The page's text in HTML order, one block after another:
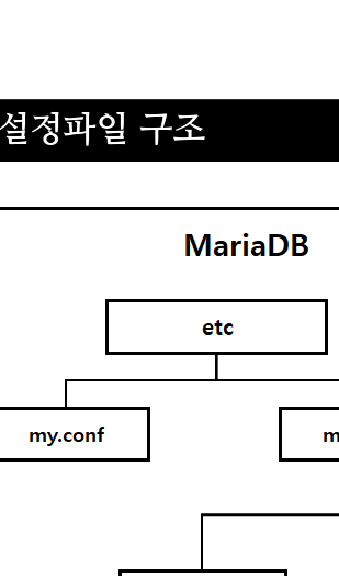
정파일 구조